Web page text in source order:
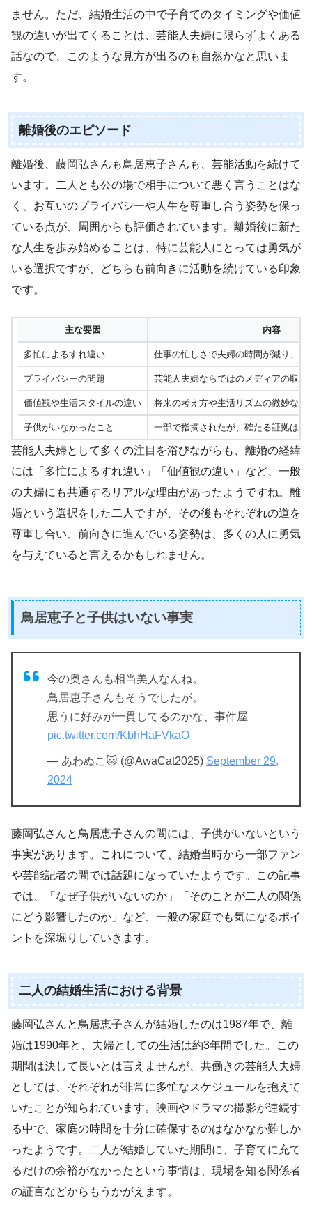
ません。ただ、結婚生活の中で子育てのタイミングや価値
観の違いが出てくることは、芸能人夫婦に限らずよくある
話なので、このような見方が出るのも自然かなと思いま
す。
離婚後のエピソード
離婚後、藤岡弘さんも鳥居恵子さんも、芸能活動を続けて
います。二人とも公の場で相手について悪く言うことはな
く、お互いのプライバシーや人生を尊重し合う姿勢を保っ
ている点が、周囲からも評価されています。離婚後に新た
な人生を歩み始めることは、特に芸能人にとっては勇気が
いる選択ですが、どちらも前向きに活動を続けている印象
です。
主な要因 内容
多忙によるすれ違い 仕事の忙しさで夫婦の時間が減り、関
プライバシーの問題 芸能人夫婦ならではのメディアの取材
価値観や生活スタイルの違い 将来の考え方や生活リズムの微妙なズ
子供がいなかったこと 一部で指摘されたが、確たる証拠はな
芸能人夫婦として多くの注目を浴びながらも、離婚の経緯
には「多忙によるすれ違い」「価値観の違い」など、一般
の夫婦にも共通するリアルな理由があったようですね。離
婚という選択をした二人ですが、その後もそれぞれの道を
尊重し合い、前向きに進んでいる姿勢は、多くの人に勇気
を与えていると言えるかもしれません。
鳥居恵子と子供はいない事実
今の奥さんも相当美人なんね。
鳥居恵子さんもそうでしたが。
思うに好みが一貫してるのかな、事件屋
pic.twitter.com/KbhHaFVkaO
— あわぬこ🐱 (@AwaCat2025) September 29,
2024
藤岡弘さんと鳥居恵子さんの間には、子供がいないという
事実があります。これについて、結婚当時から一部ファン
や芸能記者の間では話題になっていたようです。この記事
では、「なぜ子供がいないのか」「そのことが二人の関係
にどう影響したのか」など、一般の家庭でも気になるポイ
ントを深堀りしていきます。
二人の結婚生活における背景
藤岡弘さんと鳥居恵子さんが結婚したのは1987年で、離
婚は1990年と、夫婦としての生活は約3年間でした。この
期間は決して長いとは言えませんが、共働きの芸能人夫婦
としては、それぞれが非常に多忙なスケジュールを抱えて
いたことが知られています。映画やドラマの撮影が連続す
る中で、家庭の時間を十分に確保するのはなかなか難しか
ったようです。二人が結婚していた期間に、子育てに充て
るだけの余裕がなかったという事情は、現場を知る関係者
の証言などからもうかがえます。